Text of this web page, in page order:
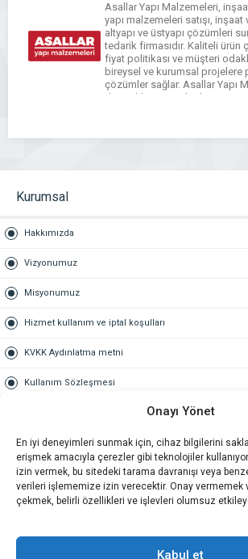
Onayı Yönet
En iyi deneyimleri sunmak için, cihaz bilgilerini
erişmek amacıyla çerezler gibi teknolojiler
izin vermek, bu sitedeki tarama davranışı veya
verileri işlememize izin verecektir. Onay vermemek
çekmek, belirli özellikleri ve işlevleri olumsuz
Kabul et
Asallar Yapı Malzemeleri,
yapı malzemeleri satışı,
altyapı ve üstyapı çözümleri
tedarik firmasıdır. Kaliteli ürün
fiyat politikası ve müşteri
bireysel ve kurumsal projelere
çözümler sağlar. Asallar Yapı
dayanıklı ve standartlara uygun
Kurumsal
Hakkımızda
Vizyonumuz
Misyonumuz
Hizmet kullanım ve iptal koşulları
KVKK Aydınlatma metni
Kullanım Sözleşmesi
Gold üyelik nedir
Kariyer